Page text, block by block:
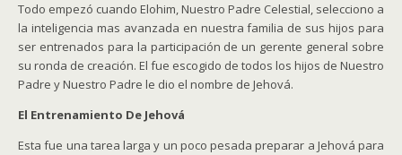
Todo empezó cuando Elohim, Nuestro Padre Celestial, selecciono a
la inteligencia mas avanzada en nuestra familia de sus hijos para
ser entrenados para la participación de un gerente general sobre
su ronda de creación. El fue escogido de todos los hijos de Nuestro
Padre y Nuestro Padre le dio el nombre de Jehová.
El Entrenamiento De Jehová
Esta fue una tarea larga y un poco pesada preparar a Jehová para